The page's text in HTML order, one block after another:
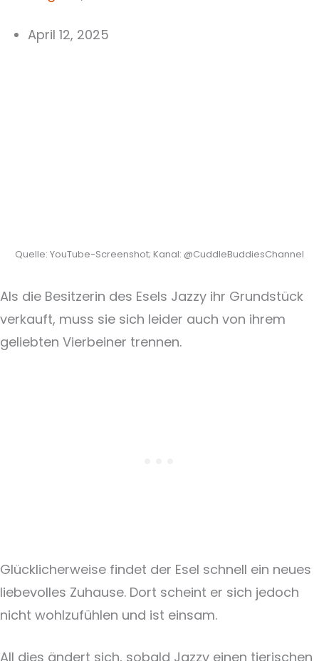
April 12, 2025
Quelle: YouTube-Screenshot; Kanal: @CuddleBuddiesChannel
Als die Besitzerin des Esels Jazzy ihr Grundstück
verkauft, muss sie sich leider auch von ihrem
geliebten Vierbeiner trennen.
Glücklicherweise findet der Esel schnell ein neues
liebevolles Zuhause. Dort scheint er sich jedoch
nicht wohlzufühlen und ist einsam.
All dies ändert sich, sobald Jazzy einen tierischen